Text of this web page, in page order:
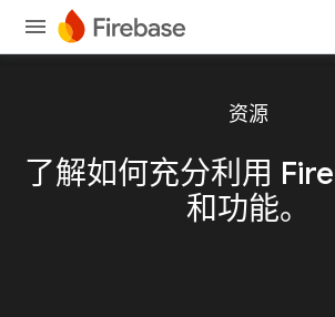
资源
了解如何充分利用
和功能。